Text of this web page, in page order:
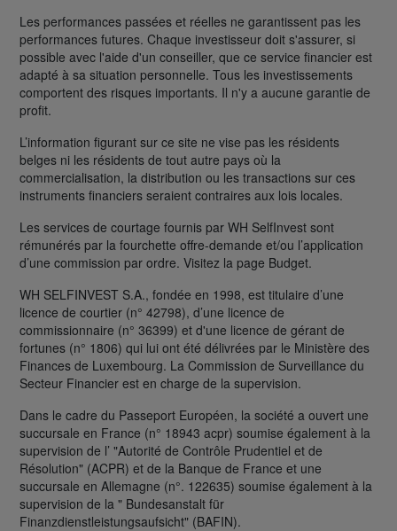
Les performances passées et réelles ne garantissent pas les
performances futures. Chaque investisseur doit s'assurer, si
possible avec l'aide d'un conseiller, que ce service financier est
adapté à sa situation personnelle. Tous les investissements
comportent des risques importants. Il n'y a aucune garantie de
profit.
L’information figurant sur ce site ne vise pas les résidents
belges ni les résidents de tout autre pays où la
commercialisation, la distribution ou les transactions sur ces
instruments financiers seraient contraires aux lois locales.
Les services de courtage fournis par WH SelfInvest sont
rémunérés par la fourchette offre-demande et/ou l’application
d’une commission par ordre. Visitez la page Budget.
WH SELFINVEST S.A., fondée en 1998, est titulaire d’une
licence de courtier (n° 42798), d’une licence de
commissionnaire (n° 36399) et d'une licence de gérant de
fortunes (n° 1806) qui lui ont été délivrées par le Ministère des
Finances de Luxembourg. La Commission de Surveillance du
Secteur Financier est en charge de la supervision.
Dans le cadre du Passeport Européen, la société a ouvert une
succursale en France (n° 18943 acpr) soumise également à la
supervision de l’ "Autorité de Contrôle Prudentiel et de
Résolution" (ACPR) et de la Banque de France et une
succursale en Allemagne (n°. 122635) soumise également à la
supervision de la " Bundesanstalt für
Finanzdienstleistungsaufsicht" (BAFIN).